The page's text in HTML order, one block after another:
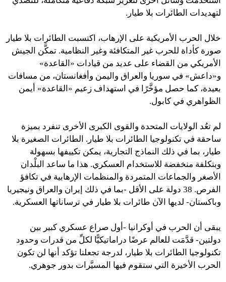
لتهديدات الطائرات بلا طيار.
خلال الحرب الأمريكية على الإرهاب، اكتسبت الطائرات بلا طيار
صورة كأداة للحرب غير المتكافئة وغير النظامية. تمكَّن الجيش
الأمريكي من القضاء على عديد من قيادات «القاعدة»
و«داعش» في سوريا والعراق واليمن وأفغانستان، من مسافات
بعيدة، كما حصل مؤخَّرًا في استهداف زعيم «القاعدة» أيمن
الظواهري في كابول.
لم تعُد الولايات المتحدة والقوى الكبرى الأخرى تنفرد بميزة
ساحقة في تكنولوجيا الطائرات بلا طيار. الطائرات الصغيرة بلا
طيار، بما في ذلك النماذج التجارية، يمكن تكييفها بسهولة
وبتكلفة منخفضة للاستخدام العسكري. هذا ما ساعد البلْدان
الأصغر والجماعات المتمردة والمنظمات الإرهابية في تكافؤ
الفرص. 38 دولة على الأقل -بما في ذلك إيران والعراق ونيجيريا
وباكستان- لديها الآن طائرات بلا طيار في ترساناتها العسكرية.
يبقى أن الحرب في أوكرانيا -أول صراع عسكري كبير بين
دولتين- قدَّمَت للعالم عرضًا دراماتيكيًّا لكلِّ من قدرات وحدود
تكنولوجيا الطائرات بلا طيار، لدرجة تجعلنا تؤكد أنها لن تكون
الحرب الأخيرة التي ستقوم فيها المسيَّرات بدور جوهري.